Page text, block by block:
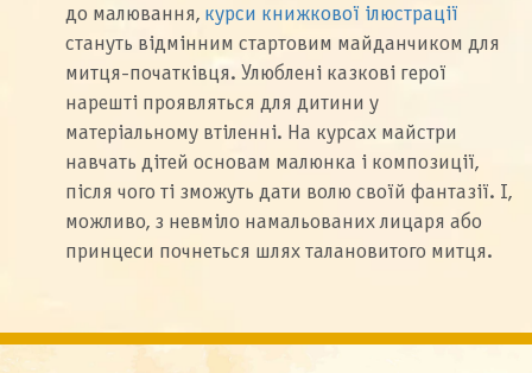
до малювання, курси книжкової ілюстрації
стануть відмінним стартовим майданчиком для
митця-початківця. Улюблені казкові герої
нарешті проявляться для дитини у
матеріальному втіленні. На курсах майстри
навчать дітей основам малюнка і композиції,
після чого ті зможуть дати волю своїй фантазії. І,
можливо, з невміло намальованих лицаря або
принцеси почнеться шлях талановитого митця.